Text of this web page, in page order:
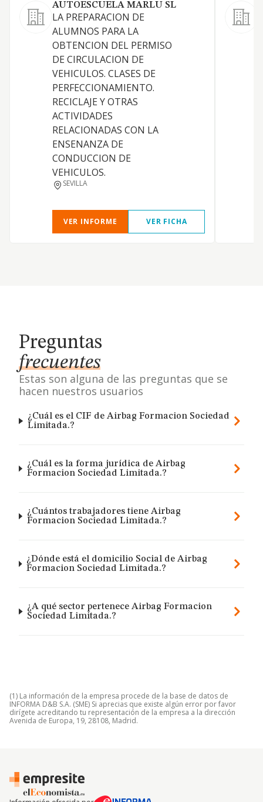
AUTOESCUELA MARLU SL
LA PREPARACION DE
ALUMNOS PARA LA
OBTENCION DEL PERMISO
DE CIRCULACION DE
VEHICULOS. CLASES DE
PERFECCIONAMIENTO.
RECICLAJE Y OTRAS
ACTIVIDADES
RELACIONADAS CON LA
ENSENANZA DE
CONDUCCION DE
VEHICULOS.
SEVILLA
VER INFORME VER FICHA
Preguntas
frecuentes
Estas son alguna de las preguntas que se
hacen nuestros usuarios
¿Cuál es el CIF de Airbag Formacion Sociedad
Limitada.?
¿Cuál es la forma jurídica de Airbag
Formacion Sociedad Limitada.?
¿Cuántos trabajadores tiene Airbag
Formacion Sociedad Limitada.?
¿Dónde está el domicilio Social de Airbag
Formacion Sociedad Limitada.?
¿A qué sector pertenece Airbag Formacion
Sociedad Limitada.?
(1) La información de la empresa procede de la base de datos de
INFORMA D&B S.A. (SME) Si aprecias que existe algún error por favor
dirígete acreditando tu representación de la empresa a la dirección
Avenida de Europa, 19, 28108, Madrid.